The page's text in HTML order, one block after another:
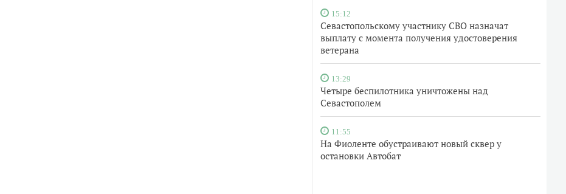
15:12
Севастопольскому участнику СВО назначат
выплату с момента получения удостоверения
ветерана
13:29
Четыре беспилотника уничтожены над
Севастополем
11:55
На Фиоленте обустраивают новый сквер у
остановки Автобат